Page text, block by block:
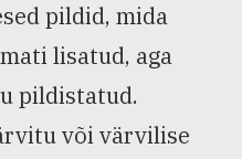
pildid, mida
lisatud, aga
pildistatud.
või värvilise